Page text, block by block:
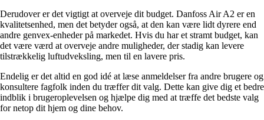
Derudover er det vigtigt at overveje dit budget. Danfoss Air A2 er en
kvalitetsenhed, men det betyder også, at den kan være lidt dyrere end
andre genvex-enheder på markedet. Hvis du har et stramt budget, kan
det være værd at overveje andre muligheder, der stadig kan levere
tilstrækkelig luftudveksling, men til en lavere pris.
Endelig er det altid en god idé at læse anmeldelser fra andre brugere og
konsultere fagfolk inden du træffer dit valg. Dette kan give dig et bedre
indblik i brugeroplevelsen og hjælpe dig med at træffe det bedste valg
for netop dit hjem og dine behov.